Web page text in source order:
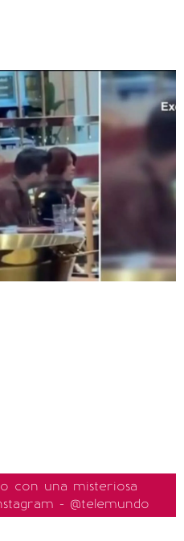
con una misteriosa
- @telemundo